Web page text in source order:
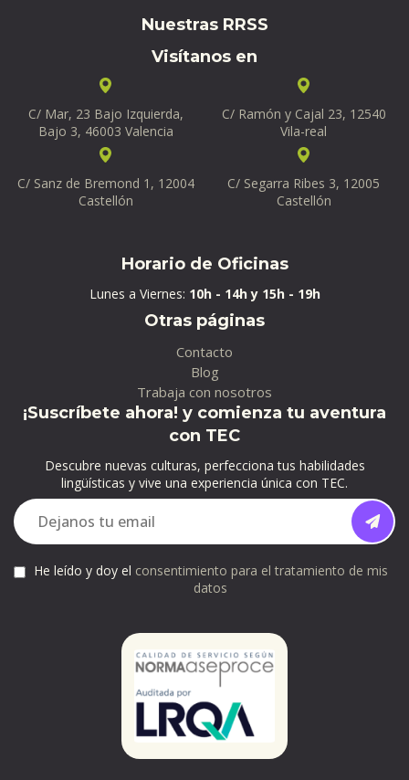
Nuestras RRSS
Visítanos en
C/ Mar, 23 Bajo Izquierda,
Bajo 3, 46003 Valencia
C/ Ramón y Cajal 23, 12540
Vila-real
C/ Sanz de Bremond 1, 12004
Castellón
C/ Segarra Ribes 3, 12005
Castellón
Horario de Oficinas
Lunes a Viernes: 10h - 14h y 15h - 19h
Otras páginas
Contacto
Blog
Trabaja con nosotros
¡Suscríbete ahora! y comienza tu aventura
con TEC
Descubre nuevas culturas, perfecciona tus habilidades
lingüísticas y vive una experiencia única con TEC.
He leído y doy el consentimiento para el tratamiento de mis
datos